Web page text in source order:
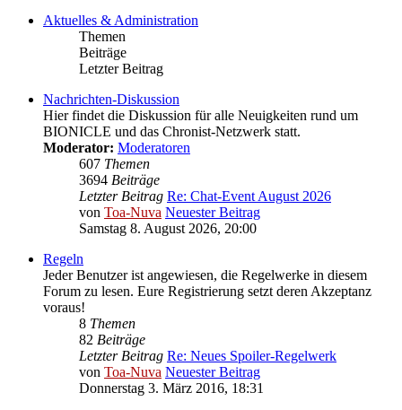
Aktuelles & Administration
Themen
Beiträge
Letzter Beitrag
Nachrichten-Diskussion
Hier findet die Diskussion für alle Neuigkeiten rund um
BIONICLE und das Chronist-Netzwerk statt.
Moderator: Moderatoren
607 Themen
3694 Beiträge
Letzter Beitrag Re: Chat-Event August 2026
von Toa-Nuva Neuester Beitrag
Samstag 8. August 2026, 20:00
Regeln
Jeder Benutzer ist angewiesen, die Regelwerke in diesem
Forum zu lesen. Eure Registrierung setzt deren Akzeptanz
voraus!
8 Themen
82 Beiträge
Letzter Beitrag Re: Neues Spoiler-Regelwerk
von Toa-Nuva Neuester Beitrag
Donnerstag 3. März 2016, 18:31